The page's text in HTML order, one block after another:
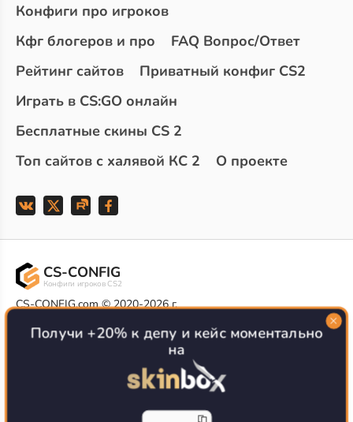
Конфиги про игроков
Кфг блогеров и про
FAQ Вопрос/Ответ
Рейтинг сайтов
Приватный конфиг CS2
Играть в CS:GO онлайн
Бесплатные скины CS 2
Топ сайтов с халявой КС 2
О проекте
CS-CONFIG
Конфиги игроков CS2
CS-CONFIG.com © 2020-2026 г.
РЕКЛАМА НА САЙТЕ
Все доступные варианты размещения
Согласие на обработку данных
О CS-CONFIG.COM
Получи +20% к депу и кейс моментально
на